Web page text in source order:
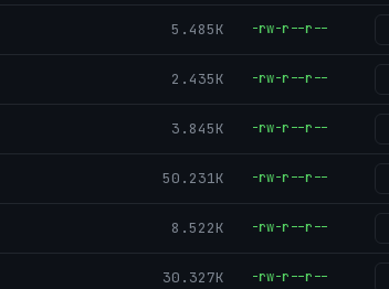
5.485K -rw-r--r--
2.435K -rw-r--r--
3.845K -rw-r--r--
50.231K -rw-r--r--
8.522K -rw-r--r--
30.327K -rw-r--r--